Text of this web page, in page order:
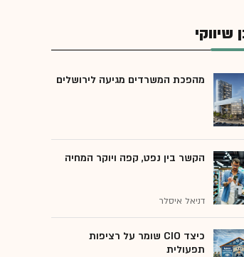
שיווקי
מהפכת המשרדים מגיעה לירושלים
הקשר בין נפט, קפה ויוקר המחיה
דניאל איסלר
כיצד CIO שומר על רציפות
תפעולית